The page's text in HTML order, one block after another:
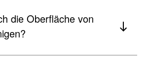
die Oberfläche von